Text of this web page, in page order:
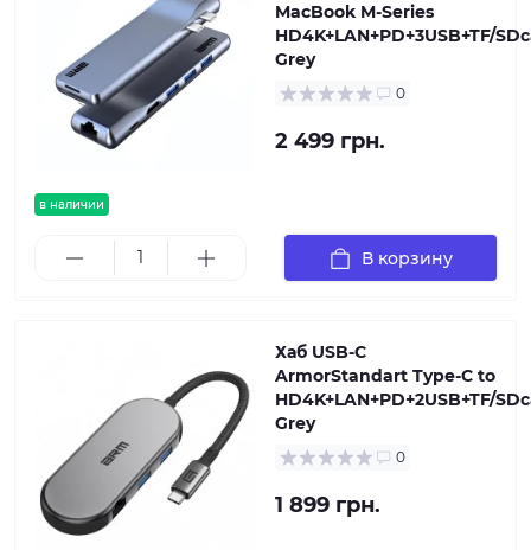
в наличии
MacBook M-Series
HD4K+LAN+PD+3USB+TF/
Grey
0
2 499 грн.
В корзину
Хаб USB-C
ArmorStandart Type-C to
HD4K+LAN+PD+2USB+TF/
Grey
0
1 899 грн.